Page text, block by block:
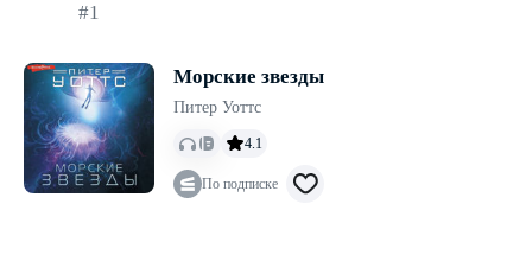
#1
Морские звезды
Питер Уоттс
4.1
По подписке